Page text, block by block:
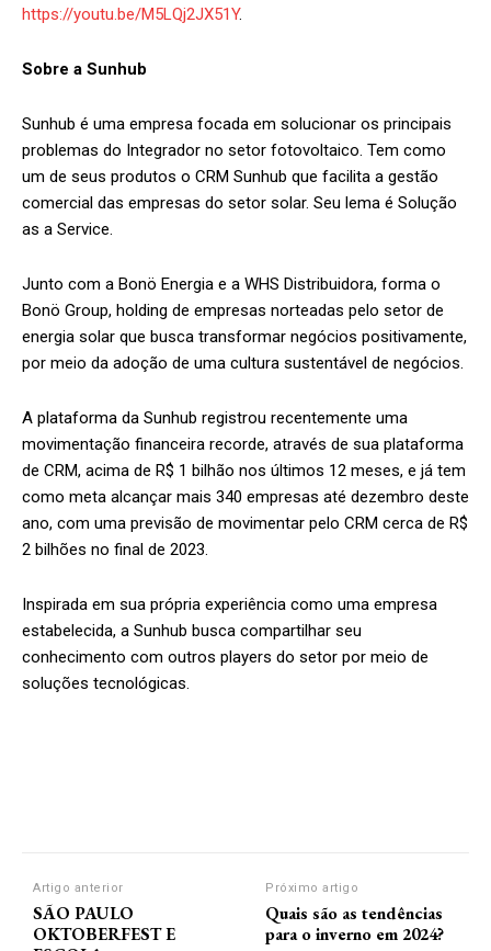
https://youtu.be/M5LQj2JX51Y.
Sobre a Sunhub
Sunhub é uma empresa focada em solucionar os principais
problemas do Integrador no setor fotovoltaico. Tem como
um de seus produtos o CRM Sunhub que facilita a gestão
comercial das empresas do setor solar. Seu lema é Solução
as a Service.
Junto com a Bonö Energia e a WHS Distribuidora, forma o
Bonö Group, holding de empresas norteadas pelo setor de
energia solar que busca transformar negócios positivamente,
por meio da adoção de uma cultura sustentável de negócios.
A plataforma da Sunhub registrou recentemente uma
movimentação financeira recorde, através de sua plataforma
de CRM, acima de R$ 1 bilhão nos últimos 12 meses, e já tem
como meta alcançar mais 340 empresas até dezembro deste
ano, com uma previsão de movimentar pelo CRM cerca de R$
2 bilhões no final de 2023.
Inspirada em sua própria experiência como uma empresa
estabelecida, a Sunhub busca compartilhar seu
conhecimento com outros players do setor por meio de
soluções tecnológicas.
Artigo anterior
SÃO PAULO
OKTOBERFEST E
Próximo artigo
Quais são as tendências
para o inverno em 2024?